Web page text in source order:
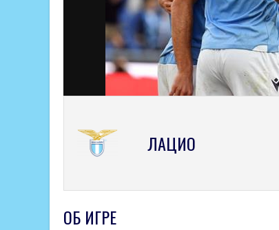
ЛАЦИО
ОБ ИГРЕ